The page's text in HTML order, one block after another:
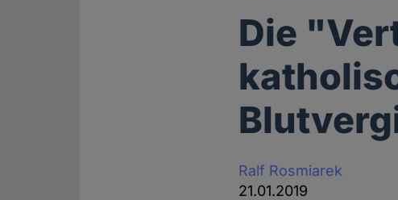
Die
Ralf Rosmiarek
21.01.2019